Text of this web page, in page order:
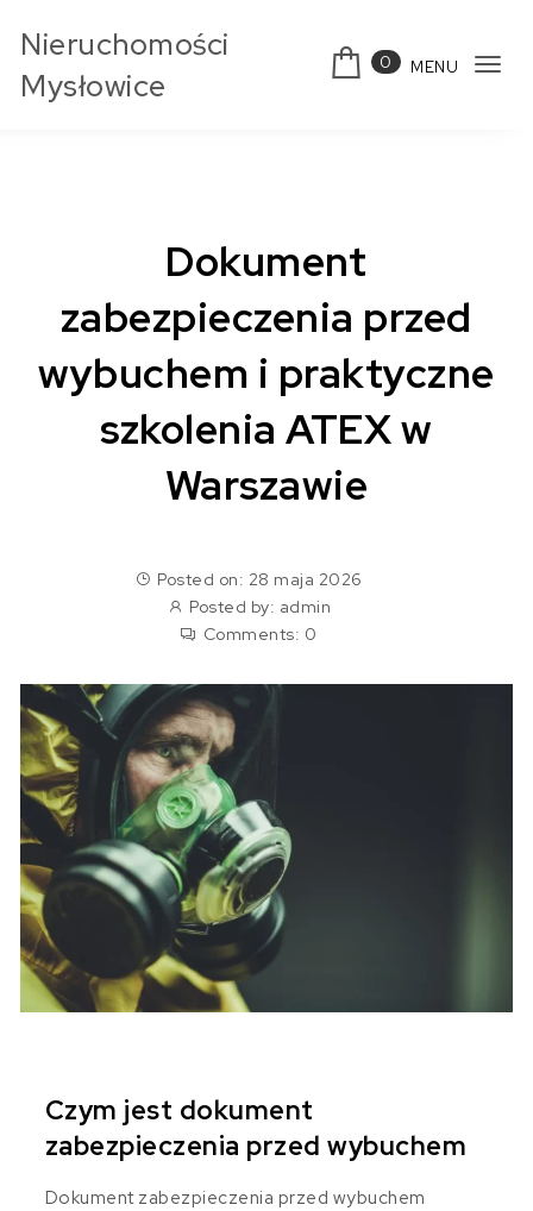
Nieruchomości
Mysłowice
0 MENU
Dokument
zabezpieczenia przed
wybuchem i praktyczne
szkolenia ATEX w
Warszawie
Posted on: 28 maja 2026
Posted by: admin
Comments: 0
Czym jest dokument
zabezpieczenia przed wybuchem
Dokument zabezpieczenia przed wybuchem